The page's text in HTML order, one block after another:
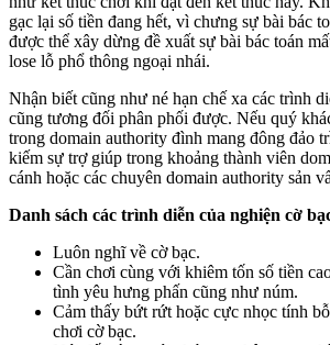
gạc lại số tiền đang hết, vì chưng sự bài bác
được thể xây dừng đề xuất sự bài bác toán
lose lỗ phổ thông ngoại nhái.
Nhận biết cũng như né hạn chế xa các trình
cũng tương đối phân phối được. Nếu quý
trong domain authority đình mang đông đảo
kiếm sự trợ giúp trong khoảng thành viên
cánh hoặc các chuyên domain authority sản
Danh sách các trình diễn của nghiện cờ
Luôn nghĩ về cờ bạc.
Cần chơi cùng với khiêm tốn số tiền
tình yêu hưng phấn cũng như núm.
Cảm thấy bứt rứt hoặc cực nhọc tính
chơi cờ bạc.